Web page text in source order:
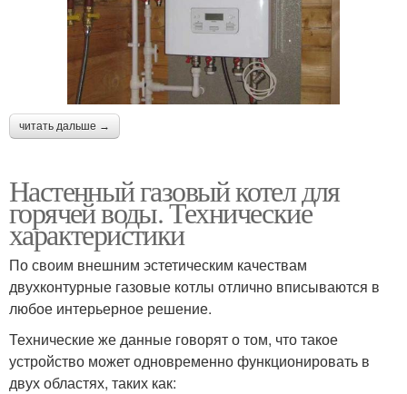
читать дальше →
Настенный газовый котел для
горячей воды. Технические
характеристики
По своим внешним эстетическим качествам
двухконтурные газовые котлы отлично вписываются в
любое интерьерное решение.
Технические же данные говорят о том, что такое
устройство может одновременно функционировать в
двух областях, таких как: